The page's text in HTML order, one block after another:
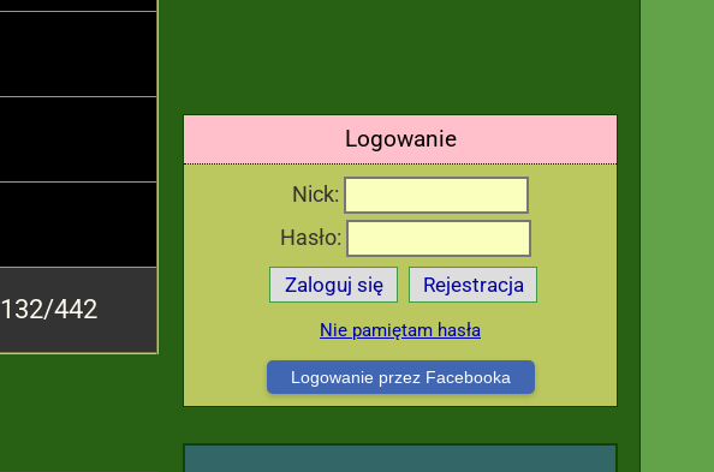
Logowanie
Nick:
Hasło:
Zaloguj się Rejestracja
Nie pamiętam hasła
Logowanie przez Facebooka
132/442